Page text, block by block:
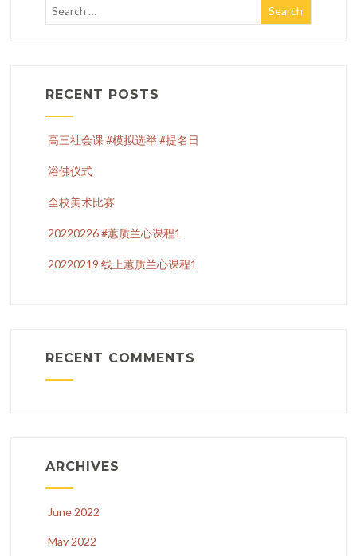
RECENT POSTS
高三社会课 #模拟选举 #提名日
浴佛仪式
全校美术比赛
20220226 #蕙质兰心课程1
20220219 线上蕙质兰心课程1
RECENT COMMENTS
ARCHIVES
June 2022
May 2022